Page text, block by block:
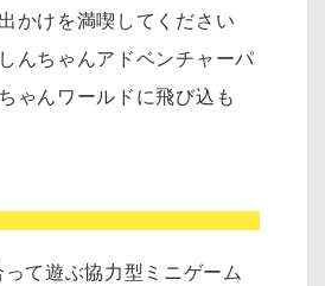
かけを満喫してください
んちゃんアドベンチャーパ
ゃんワールドに飛び込も
て遊ぶ協力型ミニゲーム